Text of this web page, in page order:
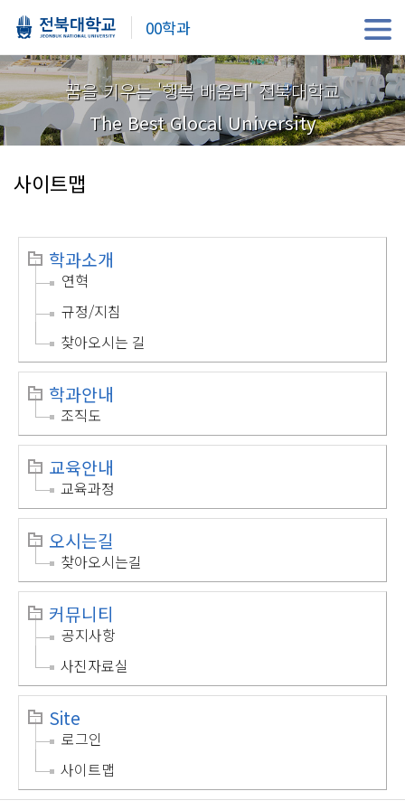
00학과
꿈을 키우는 '행복 배움터' 전북대학교
The Best Glocal University
사이트맵
학과소개
연혁
규정/지침
찾아오시는 길
학과안내
조직도
교육안내
교육과정
오시는길
찾아오시는길
커뮤니티
공지사항
사진자료실
Site
로그인
사이트맵